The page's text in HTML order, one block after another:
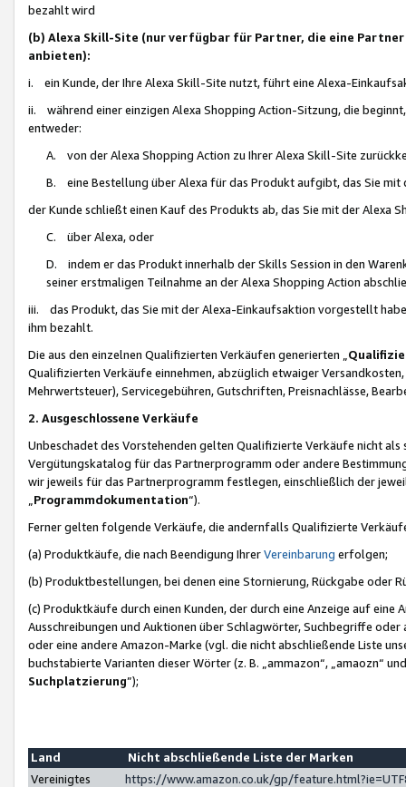
bezahlt wird
(b) Alexa Skill-Site (nur verfügbar für Partner, die eine
anbieten):
i. ein Kunde, der Ihre Alexa Skill-Site nutzt, führt eine Alexa-
ii. während einer einzigen Alexa Shopping Action-Sitzung, die
entweder:
A. von der Alexa Shopping Action zu Ihrer Alexa Skill-Site
B. eine Bestellung über Alexa für das Produkt aufgibt, das Sie mit
der Kunde schließt einen Kauf des Produkts ab, das Sie mit der Alexa
C. über Alexa, oder
D. indem er das Produkt innerhalb der Skills Session in den
seiner erstmaligen Teilnahme an der Alexa Shopping Action
iii. das Produkt, das Sie mit der Alexa-Einkaufsaktion vorgestellt
ihm bezahlt.
Die aus den einzelnen Qualifizierten Verkäufen generierten „
Qualifizierten Verkäufe einnehmen, abzüglich etwaiger
Mehrwertsteuer), Servicegebühren, Gutschriften, Preisnachlässe,
2. Ausgeschlossene Verkäufe
Unbeschadet des Vorstehenden gelten Qualifizierte Verkäufe nicht
Vergütungskatalog für das Partnerprogramm oder andere
wir jeweils für das Partnerprogramm festlegen, einschließlich der
Programmdokumentation“).
Ferner gelten folgende Verkäufe, die andernfalls Qualifizierte
(a) Produktkäufe, die nach Beendigung IhrerVereinbarung erfolgen;
(b) Produktbestellungen, bei denen eine Stornierung, Rückgabe oder
(c) Produktkäufe durch einen Kunden, der durch eine Anzeige auf
Ausschreibungen und Auktionen über Schlagwörter, Suchbegriffe
oder eine andere Amazon-Marke (vgl. die nicht abschließende Liste
buchstabierte Varianten dieser Wörter (z. B. „ammazon“, „amaozn“
Suchplatzierung”);
Land
Nicht abschließende Liste der Marken
Vereinigtes
https://www.amazon.co.uk/gp/